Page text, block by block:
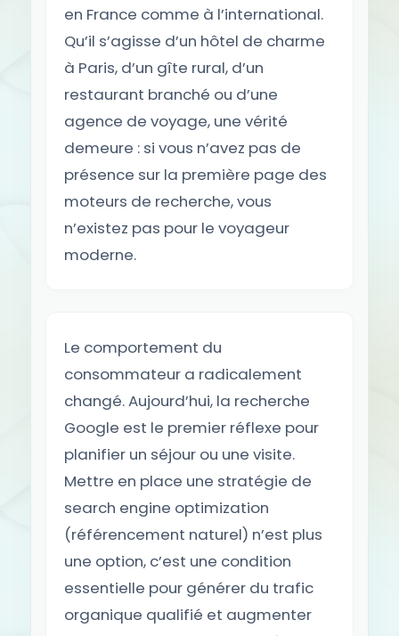
en France comme à l’international.
Qu’il s’agisse d’un hôtel de charme
à Paris, d’un gîte rural, d’un
restaurant branché ou d’une
agence de voyage, une vérité
demeure : si vous n’avez pas de
présence sur la première page des
moteurs de recherche, vous
n’existez pas pour le voyageur
moderne.
Le comportement du
consommateur a radicalement
changé. Aujourd’hui, la recherche
Google est le premier réflexe pour
planifier un séjour ou une visite.
Mettre en place une stratégie de
search engine optimization
(référencement naturel) n’est plus
une option, c’est une condition
essentielle pour générer du trafic
organique qualifié et augmenter